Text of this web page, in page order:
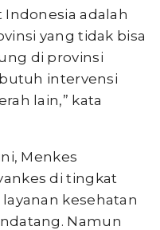
Indonesia adalah
yang tidak bisa
di provinsi
intervensi
lain,” kata
Menkes
di tingkat
kesehatan
Namun